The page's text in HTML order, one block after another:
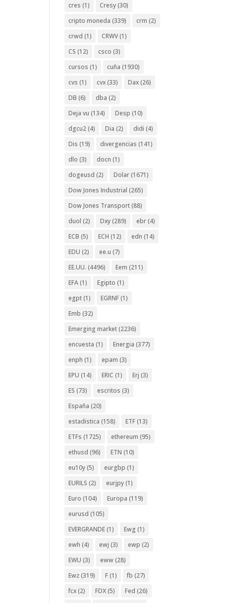
cres (1) Cresy (30)
cripto moneda (339) crm (2)
crwd (1) CRWV (1)
CS (12) csco (3)
cursos (1) cuña (1930)
cvs (1) cvx (33) Dax (26)
DB (6) dba (2)
Deja vu (134) Desp (10)
dgcu2 (4) Dia (2) didi (4)
Dis (19) divergencias (141)
dlo (3) docn (1)
dogeusd (2) Dolar (1671)
Dow Jones Industrial (265)
Dow Jones Transport (88)
duol (2) Dxy (289) ebr (4)
ECB (5) ECH (12) edn (14)
EDU (2) ee.u (7)
EE.UU. (4496) Eem (211)
EFA (1) Egipto (1)
egpt (1) EGRNF (1)
Emb (32)
Emerging market (2236)
encuesta (1) Energia (377)
enph (1) epam (3)
EPU (14) ERIC (1) Erj (3)
ES (73) escritos (3)
España (20)
estadistica (158) ETF (13)
ETFs (1725) ethereum (95)
ethusd (96) ETN (10)
eu10y (5) eurgbp (1)
EURILS (2) eurjpy (1)
Euro (104) Europa (119)
eurusd (105)
EVERGRANDE (1) Ewg (1)
ewh (4) ewj (3) ewp (2)
EWU (3) eww (28)
Ewz (319) F (1) fb (27)
fcx (2) FDX (5) Fed (26)